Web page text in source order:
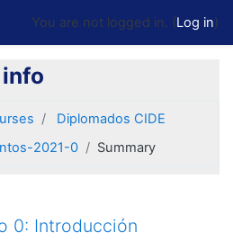
You are not logged in. (Log in)
Diplomados CIDE
2021-0
Summary
0: Introducción